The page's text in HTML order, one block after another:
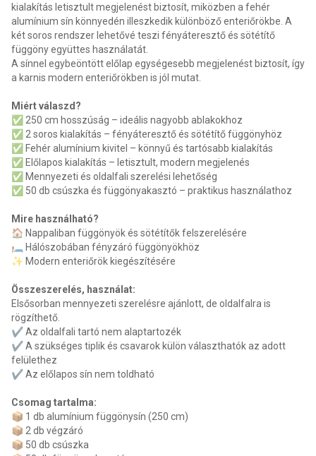
kialakítás letisztult megjelenést biztosít, miközben a fehér
alumínium sín könnyedén illeszkedik különböző enteriőrökbe. A
két soros rendszer lehetővé teszi fényáteresztő és sötétítő
függöny együttes használatát.
A sínnel egybeöntött előlap egységesebb megjelenést biztosít, így
a karnis modern enteriőrökben is jól mutat.
Miért válaszd?
✅ 250 cm hosszúság – ideális nagyobb ablakokhoz
✅ 2 soros kialakítás – fényáteresztő és sötétítő függönyhöz
✅ Fehér alumínium kivitel – könnyű és tartósabb kialakítás
✅ Előlapos kialakítás – letisztult, modern megjelenés
✅ Mennyezeti és oldalfali szerelési lehetőség
✅ 50 db csúszka és függönyakasztó – praktikus használathoz
Mire használható?
🏠 Nappaliban függönyök és sötétítők felszerelésére
🛏️ Hálószobában fényzáró függönyökhöz
✨ Modern enteriőrök kiegészítésére
Összeszerelés, használat:
Elsősorban mennyezeti szerelésre ajánlott, de oldalfalra is
rögzíthető.
✔️ Az oldalfali tartó nem alaptartozék
✔️ A szükséges tiplik és csavarok külön választhatók az adott
felülethez
✔️ Az előlapos sín nem toldható
Csomag tartalma:
📦 1 db alumínium függönysín (250 cm)
📦 2 db végzáró
📦 50 db csúszka